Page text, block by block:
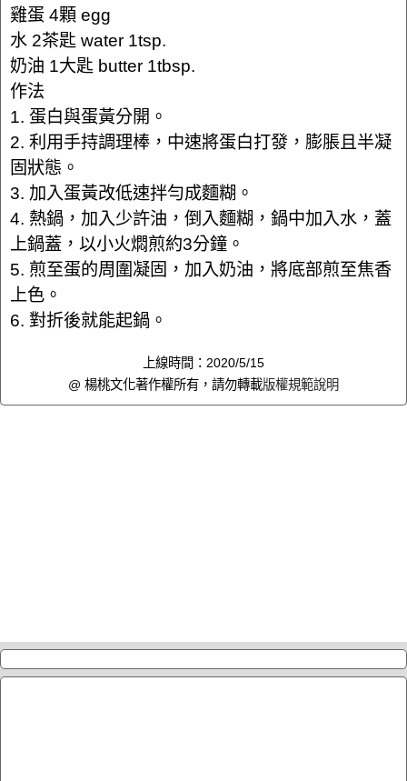
雞蛋 4顆 egg
水 2茶匙 water 1tsp.
奶油 1大匙 butter 1tbsp.
作法
1. 蛋白與蛋黃分開。
2. 利用手持調理棒，中速將蛋白打發，膨脹且半凝
固狀態。
3. 加入蛋黃改低速拌勻成麵糊。
4. 熱鍋，加入少許油，倒入麵糊，鍋中加入水，蓋
上鍋蓋，以小火燜煎約3分鐘。
5. 煎至蛋的周圍凝固，加入奶油，將底部煎至焦香
上色。
6. 對折後就能起鍋。
上線時間：2020/5/15
@ 楊桃文化著作權所有，請勿轉載版權規範說明